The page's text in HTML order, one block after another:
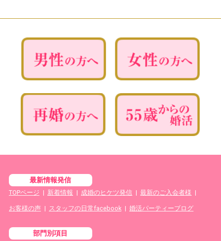
最新情報発信
TOPページ | 新着情報 | 成婚のヒケツ発信 | 最新のご入会者様 |
お客様の声| スタッフの日常facebook | 婚活パーティーブログ
部門別項目